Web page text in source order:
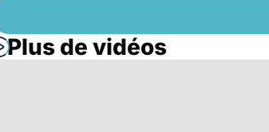
Plus de vidéos